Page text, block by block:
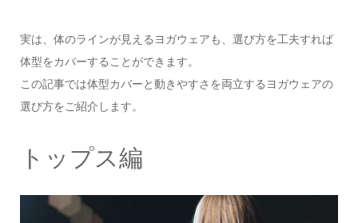
実は、体のラインが見えるヨガウェアも、選び方を工夫すれば
体型をカバーすることができます。
この記事では体型カバーと動きやすさを両立するヨガウェアの
選び方をご紹介します。
トップス編